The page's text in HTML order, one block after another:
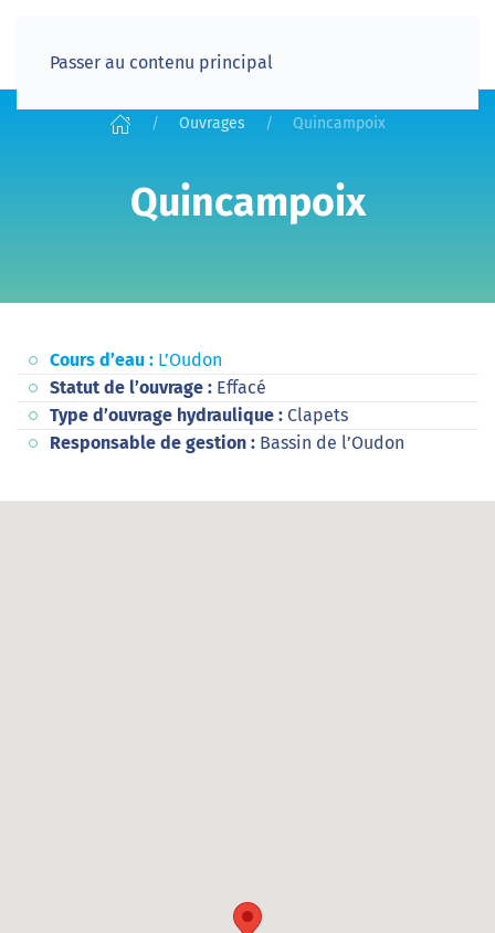
Passer au contenu principal
Ouvrages Quincampoix
Quincampoix
Cours d’eau : L’Oudon
Statut de l’ouvrage : Effacé
Type d’ouvrage hydraulique : Clapets
Responsable de gestion : Bassin de l’Oudon